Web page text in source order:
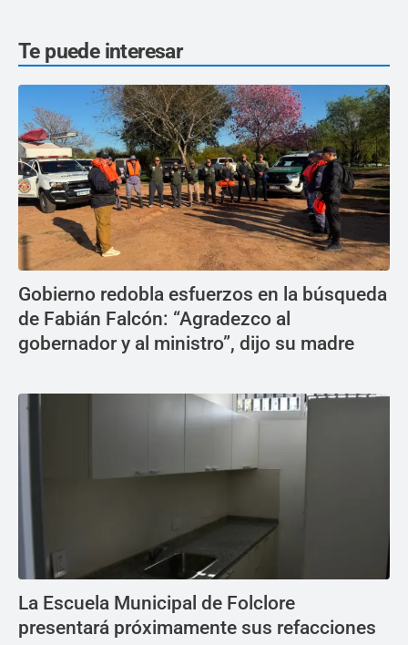
Te puede interesar
Gobierno redobla esfuerzos en la búsqueda
de Fabián Falcón: “Agradezco al
gobernador y al ministro”, dijo su madre
La Escuela Municipal de Folclore
presentará próximamente sus refacciones